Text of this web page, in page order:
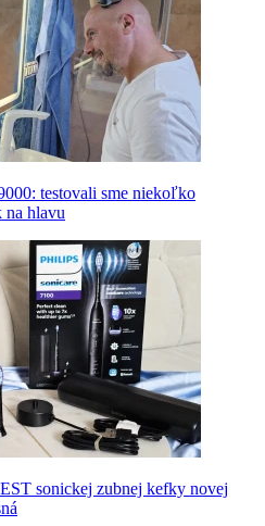
testovali sme niekoľko
na hlavu
sonickej zubnej kefky novej